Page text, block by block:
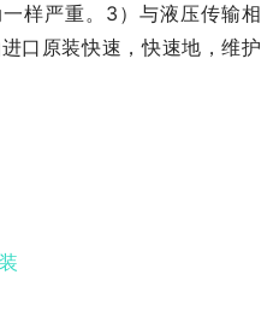
样严重。3）与液压传输相
口原装快速，快速地，维护